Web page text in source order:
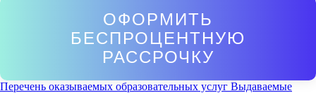
ОФОРМИТЬ
БЕСПРОЦЕНТНУЮ
РАССРОЧКУ
Перечень оказываемых образовательных услуг Выдаваемые